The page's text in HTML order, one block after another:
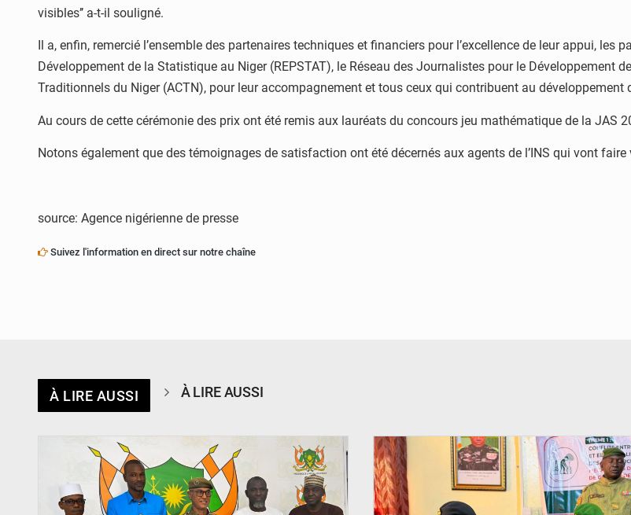
visibles’’ a-t-il souligné.
Il a, enfin, remercié l’ensemble des partenaires techniques et financiers pour l’excellence de leur appui,
Développement de la Statistique au Niger (REPSTAT), le Réseau des Journalistes pour le Développement
Traditionnels du Niger (ACTN), pour leur accompagnement et tous ceux qui contribuent au développement
Au cours de cette cérémonie des prix ont été remis aux lauréats du concours jeu mathématique de la JAS
Notons également que des témoignages de satisfaction ont été décernés aux agents de l’INS qui vont
source: Agence nigérienne de presse
Suivez l'information en direct sur notre chaîne
À LIRE AUSSI À LIRE AUSSI